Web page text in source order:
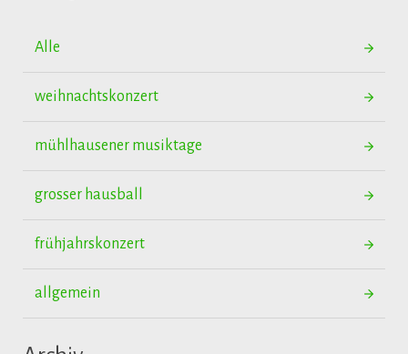
Alle
weihnachtskonzert
mühlhausener musiktage
grosser hausball
frühjahrskonzert
allgemein